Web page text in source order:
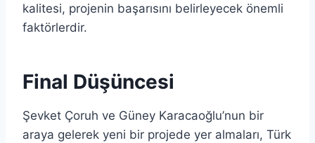
kalitesi, projenin başarısını belirleyecek önemli
faktörlerdir.
Final Düşüncesi
Şevket Çoruh ve Güney Karacaoğlu’nun bir
araya gelerek yeni bir projede yer almaları, Türk